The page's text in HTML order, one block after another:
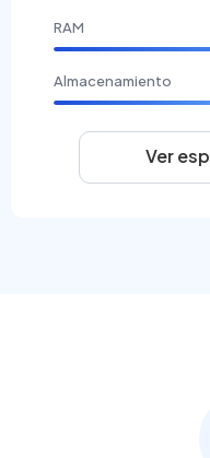
RAM
Almacenamiento
Ver